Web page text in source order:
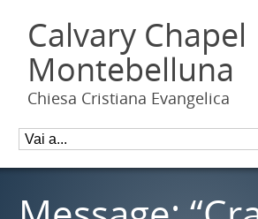
Calvary Chapel
Montebelluna
Chiesa Cristiana Evangelica